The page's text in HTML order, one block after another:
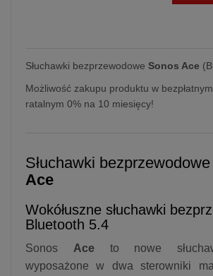
Słuchawki bezprzewodowe Sonos Ace
Możliwość zakupu produktu w
ratalnym 0% na 10 miesięcy!
Słuchawki bezprzewodowe
Ace
Wokółuszne słuchawki
Bluetooth 5.4
Sonos Aceto nowe
wyposażone w dwa sterowniki